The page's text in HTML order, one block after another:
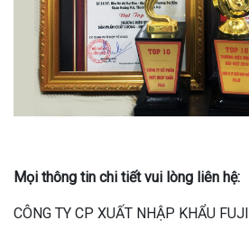
Mọi thông tin chi tiết vui lòng liên hệ:
CÔNG TY CP XUẤT NHẬP KHẨU FUJI